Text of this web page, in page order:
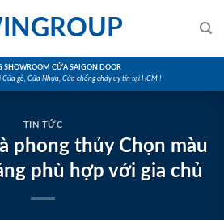
SHOWROOM CỬA SAIGON DOOR
gỗ, Cửa Nhựa, Cửa chống cháy uy tín tại HCM !
TIN TỨC
phong thủy Chọn màu
phù hợp với gia chủ